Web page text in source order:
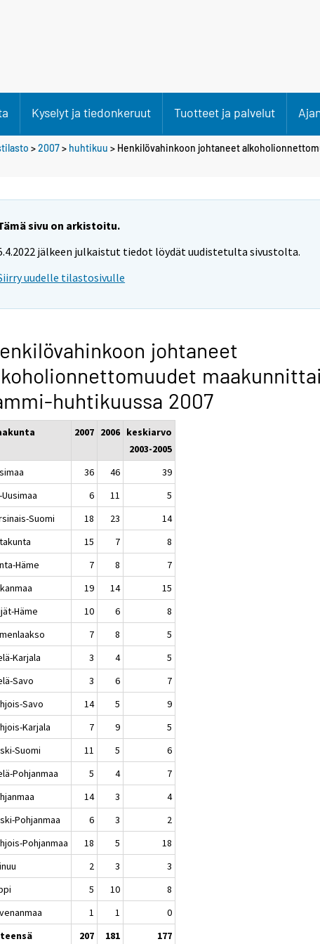
Kyselyt ja tiedonkeruut Tuotteet ja palvelut
>2007> huhtikuu > Henkilövahinkoon johtaneet
sivu on arkistoitu.
jälkeen julkaistut tiedot löydät uudistetulta sivustolta.
uudelle tilastosivulle
johtaneet
huhtikuussa 2007
2007 2006 keskiarvo
2003-2005
36 46
39
6 11
5
Suomi
18 23
14
15 7
8
Häme
7 8
7
19 14
15
Häme
10 6
8
7 8
5
Karjala
3 4
5
Savo
3 6
7
Savo
14 5
9
Karjala
7 9
5
Suomi
11 5
6
Pohjanmaa
5 4
7
14 3
4
Pohjanmaa
6 3
2
Pohjanmaa
18 5
18
2 3
3
5 10
8
1 1
0
207 181 177